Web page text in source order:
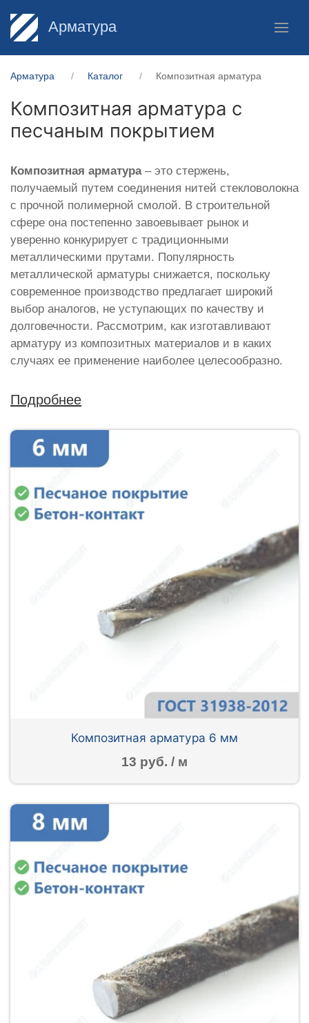
Арматура
Арматура Каталог Композитная арматура
Композитная арматура с
песчаным покрытием
Композитная арматура– это стержень,
получаемый путем соединения нитей стекловолокна
с прочной полимерной смолой. В строительной
сфере она постепенно завоевывает рынок и
уверенно конкурирует с традиционными
металлическими прутами. Популярность
металлической арматуры снижается, поскольку
современное производство предлагает широкий
выбор аналогов, не уступающих по качеству и
долговечности. Рассмотрим, как изготавливают
арматуру из композитных материалов и в каких
случаях ее применение наиболее целесообразно.
Подробнее
Композитная арматура 6 мм
13 руб. / м